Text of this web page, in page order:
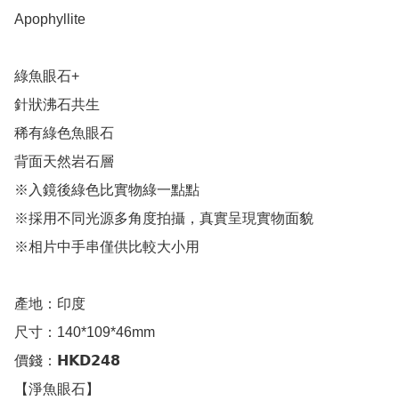
Apophyllite
綠魚眼石+
針狀沸石共生
稀有綠色魚眼石
背面天然岩石層
※入鏡後綠色比實物綠一點點
※採用不同光源多角度拍攝，真實呈現實物面貌
※相片中手串僅供比較大小用
產地：印度
尺寸：140*109*46mm
價錢：𝗛𝗞𝗗𝟮𝟰𝟴
【淨魚眼石】